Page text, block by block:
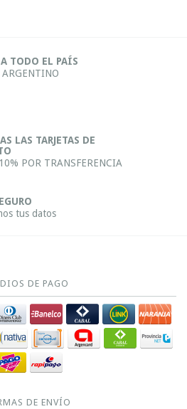
TODO EL PAÍS
ARGENTINO
LAS TARJETAS DE
POR TRANSFERENCIA
tus datos
DE PAGO
DE ENVÍO